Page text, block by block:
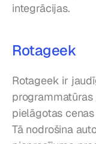
integrācijas.
Rotageek
Rotageek ir
pielāgotas
Tā nodrošina